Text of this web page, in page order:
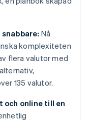
Nå
komplexiteten
flera valutor med
135 valutor.
och online till en